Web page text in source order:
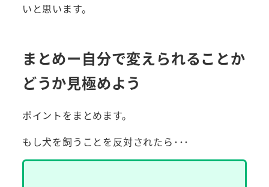
いと思います。
まとめー自分で変えられることか
どうか見極めよう
ポイントをまとめます。
もし犬を飼うことを反対されたら･･･